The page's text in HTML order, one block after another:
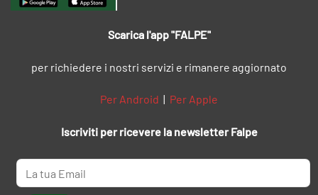
Scarica l'app "FALPE"
per richiedere i nostri servizi e rimanere aggiornato
Per Android | Per Apple
Iscriviti per ricevere la newsletter Falpe